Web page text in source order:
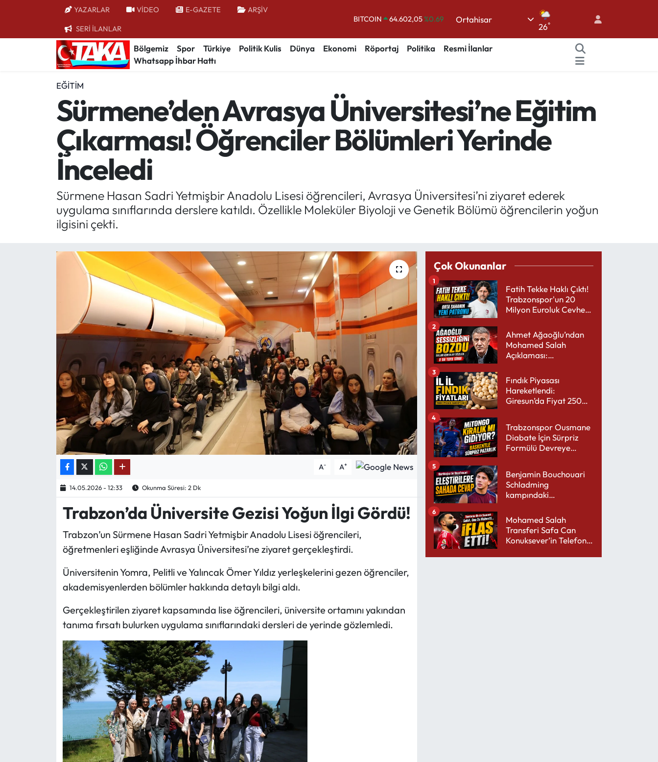
YAZARLAR VİDEO E-GAZETE ARŞİV
SERİ İLANLAR
DOLAR 47,5986 %0.06
EURO
55,0700%0.1
STERLİN
64,2438 %0.21
BITCOIN
64.602,05%0.69
Ortahisar
26°
Bölgemiz Spor Türkiye Politik Kulis Dünya Ekonomi Röportaj Politika
Resmi İlanlar
Whatsapp İhbar Hattı
EĞITIM
Sürmene’den Avrasya Üniversitesi’ne Eğitim
Çıkarması! Öğrenciler Bölümleri Yerinde
İnceledi
Sürmene Hasan Sadri Yetmişbir Anadolu Lisesi öğrencileri, Avrasya Üniversitesi’ni ziyaret ederek
uygulama sınıflarında derslere katıldı. Özellikle Moleküler Biyoloji ve Genetik Bölümü öğrencilerin yoğun
ilgisini çekti.
A- A+
14.05.2026 - 12:33 Okunma Süresi: 2 Dk
Trabzon’da Üniversite Gezisi Yoğun İlgi Gördü!
Trabzon’un Sürmene Hasan Sadri Yetmişbir Anadolu Lisesi öğrencileri,
öğretmenleri eşliğinde Avrasya Üniversitesi’ne ziyaret gerçekleştirdi.
Üniversitenin Yomra, Pelitli ve Yalıncak Ömer Yıldız yerleşkelerini gezen öğrenciler,
akademisyenlerden bölümler hakkında detaylı bilgi aldı.
Gerçekleştirilen ziyaret kapsamında lise öğrencileri, üniversite ortamını yakından
tanıma fırsatı bulurken uygulama sınıflarındaki dersleri de yerinde gözlemledi.
Çok Okunanlar
Fatih Tekke Haklı Çıktı!
Trabzonspor'un 20
Milyon Euroluk Cevheri
1
Ahmet Ağaoğlu’ndan
Mohamed Salah
Açıklaması:
Yakışır
2
Fındık Piyasası
Hareketlendi:
Giresun’da Fiyat 250
3
Trabzonspor Ousmane
Diabate İçin Sürpriz
Formülü Devreye
4
Benjamin Bouchouari
Schladming
kampındaki
5
Mohamed Salah
Transferi Safa Can
Konuksever’in Telefon
6
Bölgemiz
Kültür/Sanat
Politik Kulis
Magazin
Karikatür Galeri
ASTROLOJİ
Spor Yazıları
Mektup Galeri
Ekonomi
Trabzon Nöbetçi Eczaneler
Trabzon Hava Durumu
Trabzon Trafik Yoğunluk Haritası
Süper Lig Puan Durumu ve Fikstür
Tüm Manşetler
Son Dakika Haberleri